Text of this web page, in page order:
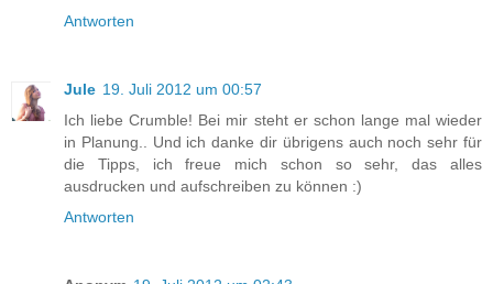
Antworten
Jule 19. Juli 2012 um 00:57
Ich liebe Crumble! Bei mir steht er schon lange mal wieder
in Planung.. Und ich danke dir übrigens auch noch sehr für
die Tipps, ich freue mich schon so sehr, das alles
ausdrucken und aufschreiben zu können :)
Antworten